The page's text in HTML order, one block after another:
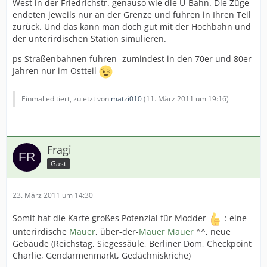
West in der Friedrichstr. genauso wie die U-Bahn. Die Züge
endeten jeweils nur an der Grenze und fuhren in Ihren Teil
zurück. Und das kann man doch gut mit der Hochbahn und
der unterirdischen Station simulieren.
ps Straßenbahnen fuhren -zumindest in den 70er und 80er
Jahren nur im Ostteil
Einmal editiert, zuletzt von matzi010(11. März 2011 um 19:16)
Fragi
Gast
23. März 2011 um 14:30
Somit hat die Karte großes Potenzial für Modder
: eine
unterirdische Mauer, über-der-Mauer Mauer ^^, neue
Gebäude (Reichstag, Siegessäule, Berliner Dom, Checkpoint
Charlie, Gendarmenmarkt, Gedächniskriche)